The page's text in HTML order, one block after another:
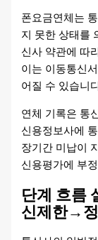
폰요금연체는
지 못한 상태를
신사 약관에 따
이는 이동통신
어질 수 있습니
연체 기록은 통
신용정보사에
장기간 미납이
신용평가에 부
단계 흐름
신제한→